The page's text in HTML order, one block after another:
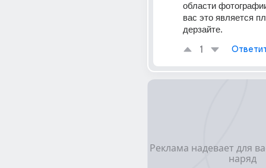
области
вас это является
дерзайте.
1